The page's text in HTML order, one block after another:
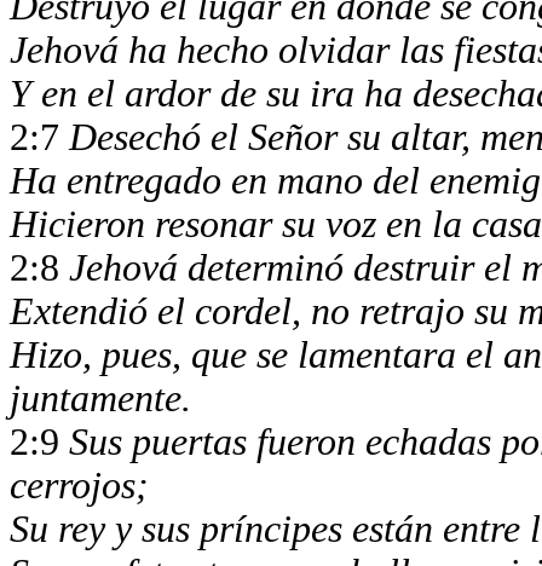
Jehová ha hecho olvidar las
Y en el ardor de su ira ha
2:7Desechó el Señor su altar,
Ha entregado en mano del
Hicieron resonar su voz en la
2:8 Jehová determinó destruir el
Extendió el cordel, no retrajo su
Hizo, pues, que se lamentara el
juntamente.
2:9 Sus puertas fueron echadas
cerrojos;
Su rey y sus príncipes están